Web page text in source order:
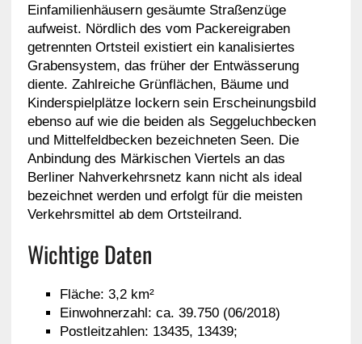
Einfamilienhäusern gesäumte Straßenzüge
aufweist. Nördlich des vom Packereigraben
getrennten Ortsteil existiert ein kanalisiertes
Grabensystem, das früher der Entwässerung
diente. Zahlreiche Grünflächen, Bäume und
Kinderspielplätze lockern sein Erscheinungsbild
ebenso auf wie die beiden als Seggeluchbecken
und Mittelfeldbecken bezeichneten Seen. Die
Anbindung des Märkischen Viertels an das
Berliner Nahverkehrsnetz kann nicht als ideal
bezeichnet werden und erfolgt für die meisten
Verkehrsmittel ab dem Ortsteilrand.
Wichtige Daten
Fläche: 3,2 km²
Einwohnerzahl: ca. 39.750 (06/2018)
Postleitzahlen: 13435, 13439;